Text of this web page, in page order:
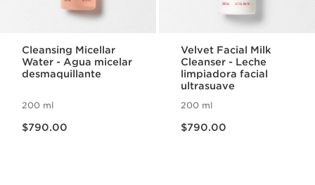
Cleansing Micellar
Water - Agua micelar
desmaquillante
200 ml
$790.00
Velvet Facial Milk
Cleanser - Leche
limpiadora facial
ultrasuave
200 ml
$790.00